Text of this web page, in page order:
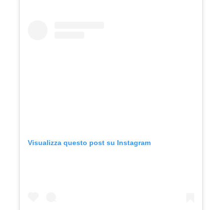
Visualizza questo post su Instagram